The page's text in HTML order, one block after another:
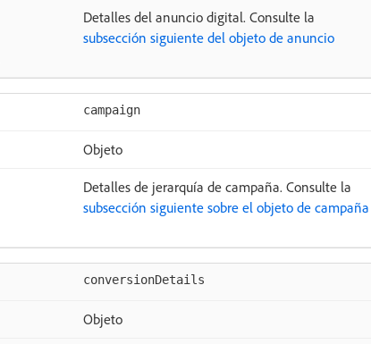
Detalles del anuncio digital. Consulte la
subsección siguiente del objeto de anuncio
campaign
Objeto
Detalles de jerarquía de campaña. Consulte la
subsección siguiente sobre el objeto de campaña
conversionDetails
Objeto